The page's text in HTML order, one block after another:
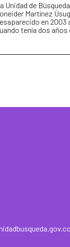
Unidad de
Martínez
en 2003
tenía dos años